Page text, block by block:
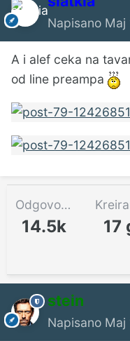
Napisano Maj
A i alef ceka na
od line preampa
Odgovora
14.5k 17
stein
Napisano Maj